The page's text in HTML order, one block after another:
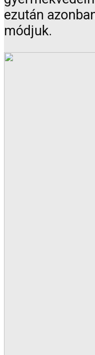
ezután
módjuk.